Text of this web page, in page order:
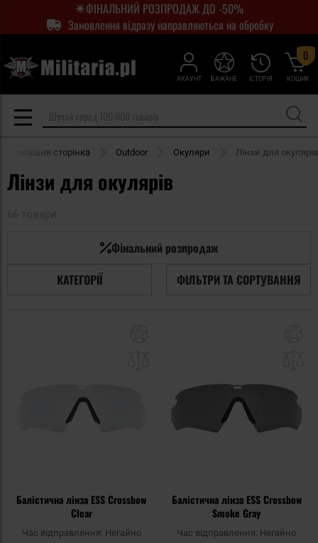
ФІНАЛЬНИЙ РОЗПРОДАЖ ДО -50%
Замовлення відразу направляються на обробку
АКАУНТ ІСТОРІЯ
БАЖАНЕ КОШИК
0
Домашня сторінка Outdoor Окуляри Лінзи для окулярів
Лінзи для окулярів
Фінальний розпродаж
КАТЕГОРІЇ
ФІЛЬТРИ ТА СОРТУВАННЯ
Балістична лінза ESS Crossbow
Clear
Час відправлення: Негайно
Балістична лінза ESS Crossbow
Smoke Gray
Час відправлення: Негайно